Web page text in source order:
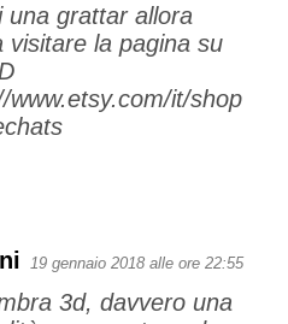
una grattar allora
visitare la pagina su
www.etsy.com/it/shop
19 gennaio 2018 alle ore 22:55
3d, davvero una